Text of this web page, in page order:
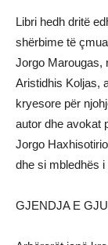
Libri hedh dritë
shërbime të
Jorgo Marougas,
Aristidhis Koljas,
kryesore për
autor dhe avokat
Jorgo
dhe si mbledhës i
GJENDJA E